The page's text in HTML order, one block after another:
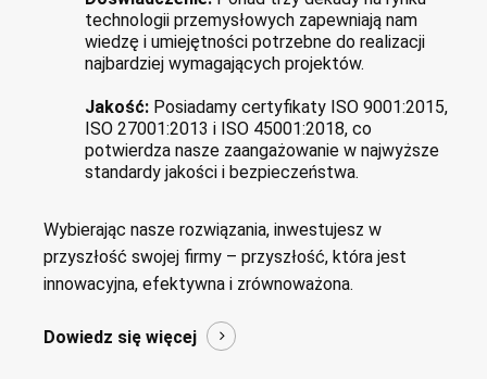
technologii przemysłowych zapewniają nam
wiedzę i umiejętności potrzebne do realizacji
najbardziej wymagających projektów.
Jakość: Posiadamy certyfikaty ISO 9001:2015,
ISO 27001:2013 i ISO 45001:2018, co
potwierdza nasze zaangażowanie w najwyższe
standardy jakości i bezpieczeństwa.
Wybierając nasze rozwiązania, inwestujesz w
przyszłość swojej firmy – przyszłość, która jest
innowacyjna, efektywna i zrównoważona.
Dowiedz się więcej